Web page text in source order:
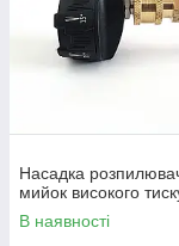
Насадка
мийок високого
В наявності